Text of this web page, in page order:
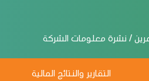
/ نشرة معلومات الشركة
التقارير والنتائج المالية